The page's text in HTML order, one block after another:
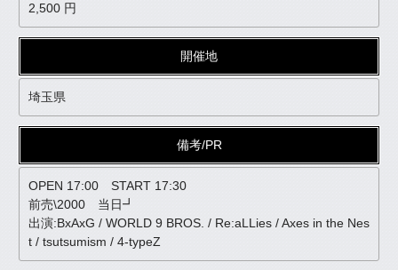
2,500 円
開催地
埼玉県
備考/PR
OPEN 17:00 START 17:30
前売\2000 当日┛
出演:BxAxG / WORLD 9 BROS. / Re:aLLies / Axes in the Nes
t / tsutsumism / 4-typeZ